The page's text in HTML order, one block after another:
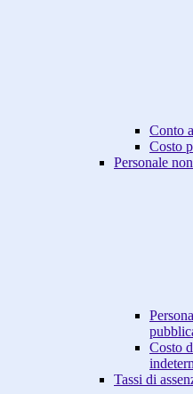
Conto
Costo
Personale
Costo
Tassi di